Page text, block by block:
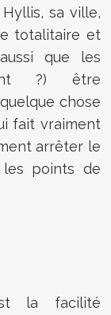
sa ville,
totalitaire et
que les
?) être
chose
fait vraiment
arrêter le
les points de
la facilité